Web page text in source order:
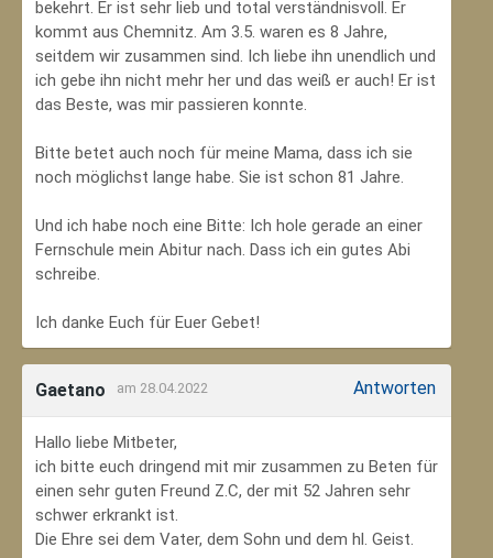
bekehrt. Er ist sehr lieb und total verständnisvoll. Er
kommt aus Chemnitz. Am 3.5. waren es 8 Jahre,
seitdem wir zusammen sind. Ich liebe ihn unendlich und
ich gebe ihn nicht mehr her und das weiß er auch! Er ist
das Beste, was mir passieren konnte.
Bitte betet auch noch für meine Mama, dass ich sie
noch möglichst lange habe. Sie ist schon 81 Jahre.
Und ich habe noch eine Bitte: Ich hole gerade an einer
Fernschule mein Abitur nach. Dass ich ein gutes Abi
schreibe.
Ich danke Euch für Euer Gebet!
Gaetano am 28.04.2022 Antworten
Hallo liebe Mitbeter,
ich bitte euch dringend mit mir zusammen zu Beten für
einen sehr guten Freund Z.C, der mit 52 Jahren sehr
schwer erkrankt ist.
Die Ehre sei dem Vater, dem Sohn und dem hl. Geist.